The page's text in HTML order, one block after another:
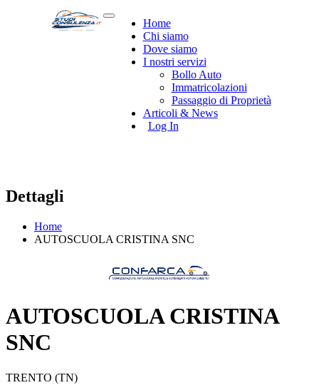
Home
Chi siamo
Dove siamo
I nostri servizi
Bollo Auto
Immatricolazioni
Passaggio di Proprietà
Articoli & News
Log In
Dettagli
Home
AUTOSCUOLA CRISTINA SNC
AUTOSCUOLA CRISTINA
SNC
TRENTO (TN)